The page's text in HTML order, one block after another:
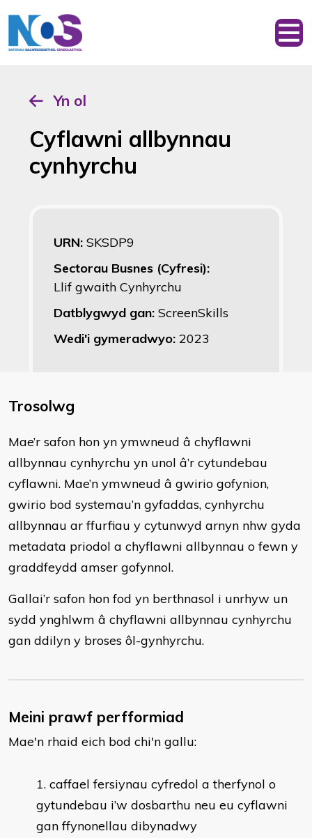
Yn ol
Cyflawni allbynnau
cynhyrchu
URN: SKSDP9
Sectorau Busnes (Cyfresi):
Llif gwaith Cynhyrchu
Datblygwyd gan: ScreenSkills
Wedi'i gymeradwyo: 2023
Trosolwg
Mae’r safon hon yn ymwneud â chyflawni
allbynnau cynhyrchu yn unol â’r cytundebau
cyflawni. Mae’n ymwneud â gwirio gofynion,
gwirio bod systemau’n gyfaddas, cynhyrchu
allbynnau ar ffurfiau y cytunwyd arnyn nhw gyda
metadata priodol a chyflawni allbynnau o fewn y
graddfeydd amser gofynnol.
Gallai’r safon hon fod yn berthnasol i unrhyw un
sydd ynghlwm â chyflawni allbynnau cynhyrchu
gan ddilyn y broses ôl-gynhyrchu.
Meini prawf perfformiad
Mae'n rhaid eich bod chi'n gallu:
caffael fersiynau cyfredol a therfynol o
gytundebau i’w dosbarthu neu eu cyflawni
gan ffynonellau dibynadwy